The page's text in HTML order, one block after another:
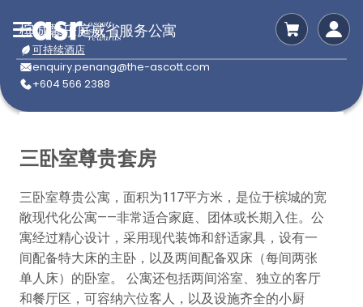
槟城馨乐庭威省服务公寓
可持续酒店
enquiry.penang@the-ascott.com
+604 566 2388
三卧室尊贵套房
三卧室尊贵公寓，面积为117平方米，是位于槟城的宽
敞现代化公寓——非常适合家庭、团体或长期入住。公
寓经过精心设计，采用现代装饰和舒适家具，设有一
间配备特大床的主卧，以及两间配备双床（每间两张
单人床）的卧室。 公寓还包括两间浴室、独立的客厅
和餐厅区，可容纳六位客人，以及设施齐全的小厨